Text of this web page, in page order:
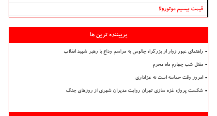
قیمت بیسیم موتورولا
پربیننده ترین ها
راهنمای عبور زوار از بزرگراه چالوس به مراسم وداع با رهبر شهید انقلاب
مقتل شب چهارم ماه محرم
امروز وقت حماسه است نه عزاداری
شکست پروژه غزه سازی تهران روایت مدیران شهری از روزهای جنگ